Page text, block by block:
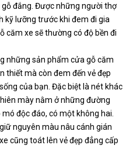
đắng. Được những người thợ
kỹ lưỡng trước khi đem đi gia
căm xe sẽ thường có độ bền đi
những sản phẩm cửa gỗ căm
thiết mà còn đem đến vẻ đẹp
của bạn. Đặc biệt là nét khác
mày nằm ở những đường
độc đáo, có một không hai.
nguyên màu nâu cánh gián
cũng toát lên vẻ đẹp đẳng cấp